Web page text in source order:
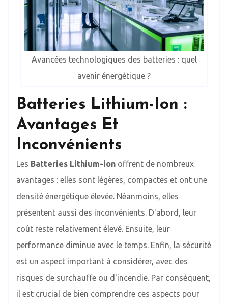
Avancées technologiques des batteries : quel
avenir énergétique ?
Batteries Lithium-Ion :
Avantages Et
Inconvénients
Les Batteries Lithium-ion offrent de nombreux
avantages : elles sont légères, compactes et ont une
densité énergétique élevée. Néanmoins, elles
présentent aussi des inconvénients. D'abord, leur
coût reste relativement élevé. Ensuite, leur
performance diminue avec le temps. Enfin, la sécurité
est un aspect important à considérer, avec des
risques de surchauffe ou d'incendie. Par conséquent,
il est crucial de bien comprendre ces aspects pour